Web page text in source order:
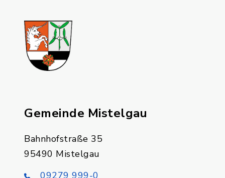
Gemeinde Mistelgau
Bahnhofstraße 35
95490 Mistelgau
09279 999-0